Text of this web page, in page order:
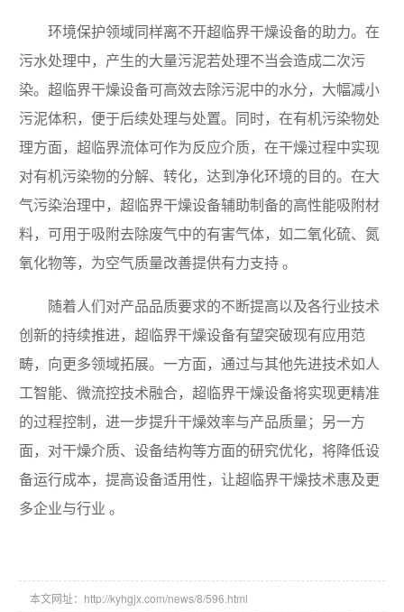
环境保护领域同样离不开超临界干燥设备的助力。在
污水处理中，产生的大量污泥若处理不当会造成二次污
染。超临界干燥设备可高效去除污泥中的水分，大幅减小
污泥体积，便于后续处理与处置。同时，在有机污染物处
理方面，超临界流体可作为反应介质，在干燥过程中实现
对有机污染物的分解、转化，达到净化环境的目的。在大
气污染治理中，超临界干燥设备辅助制备的高性能吸附材
料，可用于吸附去除废气中的有害气体，如二氧化硫、氮
氧化物等，为空气质量改善提供有力支持 。
随着人们对产品品质要求的不断提高以及各行业技术
创新的持续推进，超临界干燥设备有望突破现有应用范
畴，向更多领域拓展。一方面，通过与其他先进技术如人
工智能、微流控技术融合，超临界干燥设备将实现更精准
的过程控制，进一步提升干燥效率与产品质量；另一方
面，对干燥介质、设备结构等方面的研究优化，将降低设
备运行成本，提高设备适用性，让超临界干燥技术惠及更
多企业与行业 。
本文网址：http://kyhgjx.com/news/8/596.html